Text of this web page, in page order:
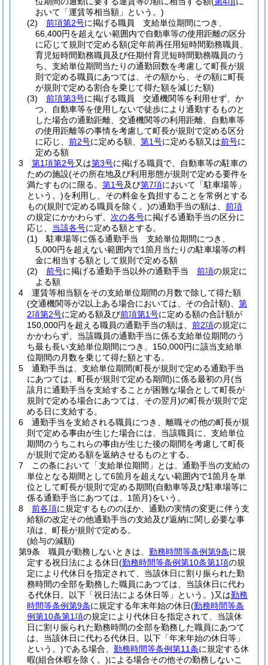
おいて「運賃等相当額」という。)
(2)
前項第2号に掲げる職員 支給単位期間につき、
66,400円を超えない範囲内で自動車等の使用距離の区分
に応じて規則で定める額(定年前再任用短時間勤務職員、
育児短時間勤務職員及び任期付育児短時間勤務職員のう
ち、支給単位期間当たりの通勤回数を考慮して町長が規
則で定める職員にあつては、その額から、その額に町長
が規則で定める割合を乗じて得た額を減じた額)
(3)
前項第3号に掲げる職員 交通機関等を利用せず、か
つ、自動車等を使用しないで徒歩により通勤するものと
した場合の通勤距離、交通機関等の利用距離、自動車等
の使用距離等の事情を考慮して町長が規則で定める区分
に応じ、 前2号に定める額、 第1号に定める額又は前号に
定める額
3
第1項第2号又は第3号に掲げる職員で、自動車等の駐車の
ための施設(その所在地及び利用形態が規則で定める要件を
満たすものに限る。 第1号及び第7項において「駐車場等」
という。)を利用し、その料金を負担することを常例とする
もの(規則で定める職員を除く。)の通勤手当の額は、 前項
の規定にかかわらず、 次の各号に掲げる通勤手当の区分に
応じ、 当該各号に定める額とする。
(1)
駐車場等に係る通勤手当 支給単位期間につき、
5,000円を超えない範囲内で1箇月当たりの駐車場等の料
金に相当する額として規則で定める額
(2)
前号に掲げる通勤手当以外の通勤手当 前項の規定に
よる額
4
運賃等相当額をその支給単位期間の月数で除して得た額
(交通機関等が2以上ある場合においては、その合計額)
第
2項第2号に定める額及び前項第1号に定める額の合計額が
150,000円を超える職員の通勤手当の額は、 前2項の規定に
かかわらず、当該職員の通勤手当に係る支給単位期間のう
ち最も長い支給単位期間につき、150,000円に該当支給単
位期間の月数を乗じて得た額とする。
5
通勤手当は、支給単位期間(町長が規則で定める通勤手当
にあつては、町長が規則で定める期間)に係る最初の月(当
該月に通勤手当を支給することが困難な場合として町長が
規則で定める場合にあつては、その翌月)の町長が規則で定
める日に支給する。
6
通勤手当を支給される職員につき、離職その他の町長が規
則で定める事由が生じた場合には、当該職員に、支給単位
期間のうちこれらの事由が生じた後の期間を考慮して町長
が規則で定める額を返納させるものとする。
7
この条において「支給単位期間」とは、通勤手当の支給の
単位となる期間として6箇月を超えない範囲内で1箇月を単
位として町長が規則で定める期間(自動車等及び駐車場等に
係る通勤手当にあつては、1箇月)をいう。
8
前各項に規定するもののほか、通勤の実情の変更に伴う支
給額の改定その他通勤手当の支給及び返納に関し必要な事
項は、町長が規則で定める。
(給与の減額)
第9条
職員が勤務しないときは、 勤務時間等条例第9条に規
定する祝日法による休日(勤務時間等条例第10条第1項の規
定により代休日を指定されて、当該休日に割り振られた勤
務時間の全部を勤務した職員にあつては、当該休日に代わ
る代休日。以下「祝日法による休日等」という。)又は勤務
時間等条例第9条に規定する年末年始の休日(勤務時間等条
例第10条第1項の規定により代休日を指定されて、当該休
日に割り振られた勤務時間の全部を勤務した職員にあつて
は、当該休日に代わる代休日。以下「年末年始の休日等」
という。)である場合、 勤務時間等条例第11条に規定する休
暇(組合休暇を除く。)による場合その他その勤務しないこ